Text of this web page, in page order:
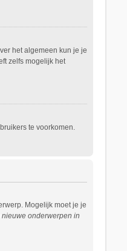
het algemeen kun je je
zelfs mogelijk het
te voorkomen.
Mogelijk moet je je
onderwerpen in